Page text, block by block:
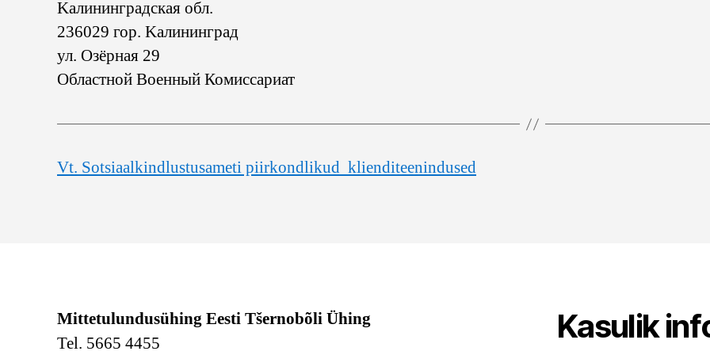
Kaлининградская обл.
236029 гор. Kaлининград
ул. Озёрная 29
Областной Военный Комиссариат
Vt. Sotsiaalkindlustusameti piirkondlikud klienditeenindused
Mittetulundusühing Eesti Tšernobõli Ühing
Tel. 5665 4455
Kasulik